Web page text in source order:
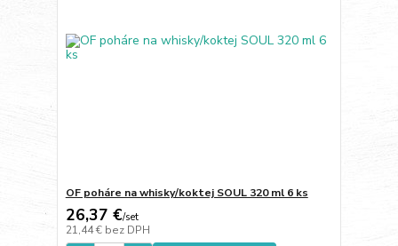
OF poháre na whisky/koktej SOUL 320 ml 6 ks
26,37 €/set
21,44 € bez DPH